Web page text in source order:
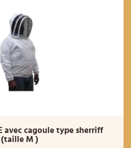
avec cagoule type sherriff
(taille M )